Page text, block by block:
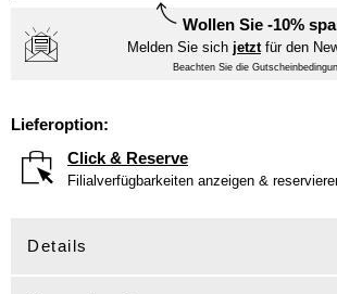
Wollen Sie -10%
Melden Sie sich jetztfür den
Beachten Sie die
Lieferoption:
Click & Reserve
Filialverfügbarkeiten anzeigen &
Details